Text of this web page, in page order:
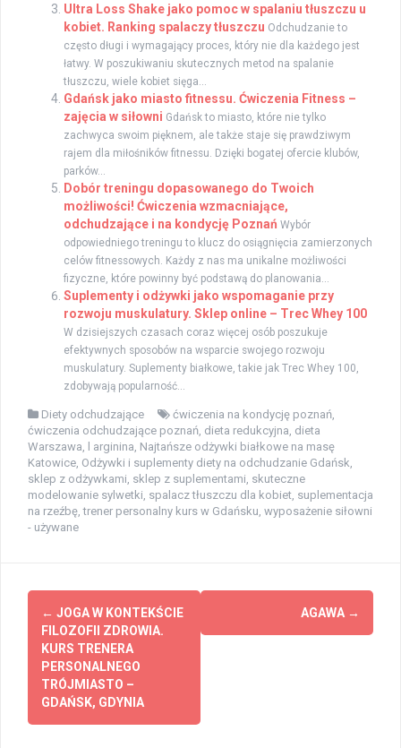
Ultra Loss Shake jako pomoc w spalaniu tłuszczu u
kobiet. Ranking spalaczy tłuszczu Odchudzanie to
często długi i wymagający proces, który nie dla każdego jest
łatwy. W poszukiwaniu skutecznych metod na spalanie
tłuszczu, wiele kobiet sięga...
Gdańsk jako miasto fitnessu. Ćwiczenia Fitness –
zajęcia w siłowni Gdańsk to miasto, które nie tylko
zachwyca swoim pięknem, ale także staje się prawdziwym
rajem dla miłośników fitnessu. Dzięki bogatej ofercie klubów,
parków...
Dobór treningu dopasowanego do Twoich
możliwości! Ćwiczenia wzmacniające,
odchudzające i na kondycję Poznań Wybór
odpowiedniego treningu to klucz do osiągnięcia zamierzonych
celów fitnessowych. Każdy z nas ma unikalne możliwości
fizyczne, które powinny być podstawą do planowania...
Suplementy i odżywki jako wspomaganie przy
rozwoju muskulatury. Sklep online – Trec Whey 100
W dzisiejszych czasach coraz więcej osób poszukuje
efektywnych sposobów na wsparcie swojego rozwoju
muskulatury. Suplementy białkowe, takie jak Trec Whey 100,
zdobywają popularność...
Diety odchudzające ćwiczenia na kondycję poznań
ćwiczenia odchudzające poznań dieta redukcyjna dieta
Warszawa l arginina Najtańsze odżywki białkowe na masę
Katowice Odżywki i suplementy diety na odchudzanie Gdańsk
sklep z odżywkami sklep z suplementami skuteczne
modelowanie sylwetki spalacz tłuszczu dla kobiet suplementacja
na rzeźbę ,trener personalny kurs w Gdańsku wyposażenie siłowni
- używane
Zobacz
wpisy
← JOGA W KONTEKŚCIE
FILOZOFII ZDROWIA.
KURS TRENERA
PERSONALNEGO
TRÓJMIASTO –
GDAŃSK, GDYNIA
AGAWA →